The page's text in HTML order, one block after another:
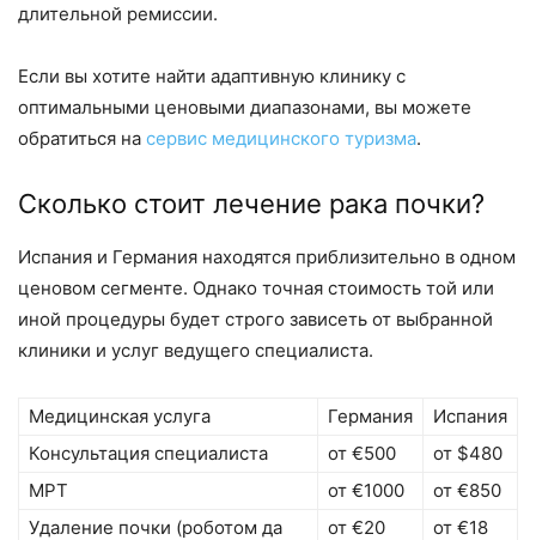
длительной ремиссии.
Если вы хотите найти адаптивную клинику с
оптимальными ценовыми диапазонами, вы можете
обратиться на сервис медицинского туризма.
Сколько стоит лечение рака почки?
Испания и Германия находятся приблизительно в одном
ценовом сегменте. Однако точная стоимость той или
иной процедуры будет строго зависеть от выбранной
клиники и услуг ведущего специалиста.
Медицинская услуга Германия
Испания
Консультация специалиста
от €500
от $480
МРТ
от €1000
от €850
Удаление почки (роботом да
от €20
от €18